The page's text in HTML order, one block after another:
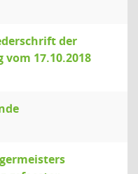
der
17.10.2018